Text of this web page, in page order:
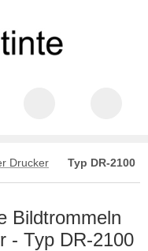
Drucker Typ DR-2100
Bildtrommeln
- Typ DR-2100